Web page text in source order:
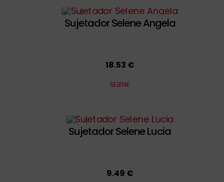
Sujetador Selene Angela
18.53 €
SELENE
Sujetador Selene Lucia
9.49 €